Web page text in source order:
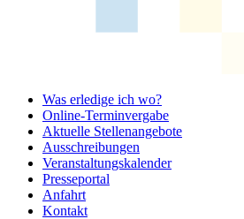
Was erledige ich wo?
Online-Terminvergabe
Aktuelle Stellenangebote
Ausschreibungen
Veranstaltungskalender
Presseportal
Anfahrt
Kontakt